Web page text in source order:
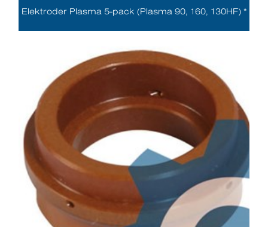
Elektroder Plasma 5-pack (Plasma 90, 160, 130HF) *